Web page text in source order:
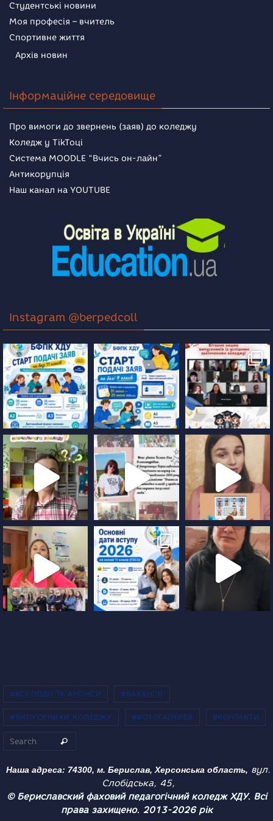
Студентські новини
Моя професія – вчитель
Спортивне життя
Архів новин
Інформаційне середовище
Про вимоги до звернень (заяв) до коледжу
Коледж у TikToці
Система MOODLE “Вчись он-лайн”
Антикорупція
Наш канал на YOUTUBE
Instagram @berpedcoll
#ВСІ ПОДІЇ ТА АНОНСИ #ВАКАНСІЇ
#ВИПУСКНИКИ КОЛЕДЖУ #ФОТОГАЛЕРЕЯ #КОНТАКТИ
Search
Наша адреса: 74300, м. Берислав, Херсонська область, вул.
Слобідська, 45,
© Бериславский фаховий педагогічний коледж ХДУ. Всі
права захищено. 2013-2026 рік